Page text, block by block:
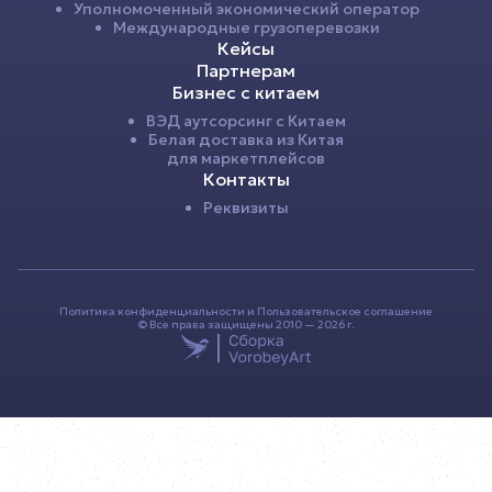
Уполномоченный экономический оператор
Международные грузоперевозки
Кейсы
Партнерам
Бизнес с китаем
ВЭД аутсорсинг с Китаем
Белая доставка из Китая
для маркетплейсов
Контакты
Реквизиты
Политика конфиденциальности и Пользовательское соглашение
© Все права защищены 2010 — 2026 г.
ОСТАВЬТЕ ЗАЯВКУ
Спасибо